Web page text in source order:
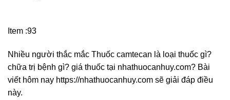
Item :93
Nhiều người thắc mắc Thuốc camtecan là loại thuốc gì?
chữa trị bệnh gì? giá thuốc tại nhathuocanhuy.com? Bài
viết hôm nay https://nhathuocanhuy.com sẽ giải đáp điều
này.